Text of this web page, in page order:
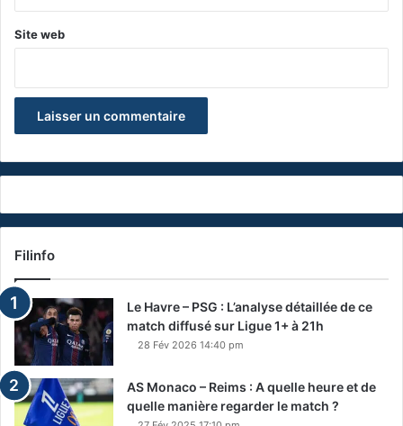
Site web
Filinfo
Le Havre – PSG : L’analyse détaillée de ce
match diffusé sur Ligue 1+ à 21h
28 Fév 2026 14:40 pm
AS Monaco – Reims : A quelle heure et de
quelle manière regarder le match ?